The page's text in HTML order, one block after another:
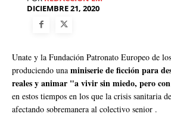
DICIEMBRE 21, 2020
Unate y la Fundación Patronato Europeo de
produciendo una miniserie de ficción para
reales y animar "a vivir sin miedo, pero
en estos tiempos en los que la crisis sanitaria
afectando sobremanera al colectivo senior .